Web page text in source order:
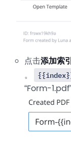
点击添加索
。
“Form-1.pdf”